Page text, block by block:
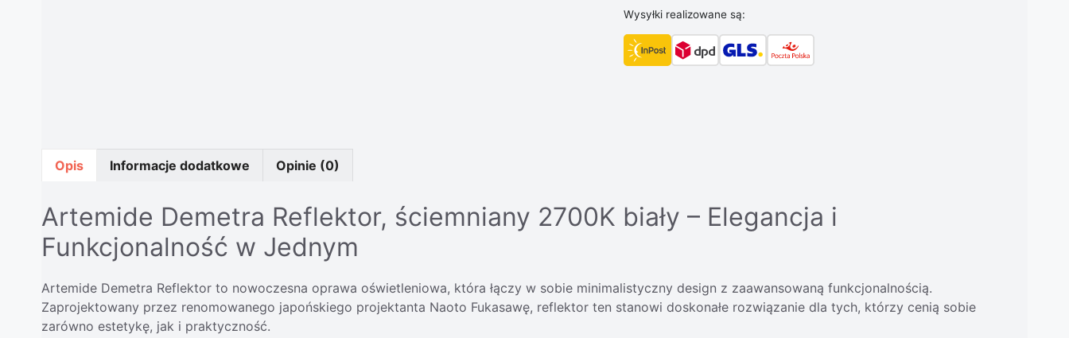
Wysyłki realizowane są:
Opis Informacje dodatkowe Opinie (0)
Artemide Demetra Reflektor, ściemniany 2700K biały – Elegancja i
Funkcjonalność w Jednym
Artemide Demetra Reflektor to nowoczesna oprawa oświetleniowa, która łączy w sobie minimalistyczny design z zaawansowaną funkcjonalnością.
Zaprojektowany przez renomowanego japońskiego projektanta Naoto Fukasawę, reflektor ten stanowi doskonałe rozwiązanie dla tych, którzy cenią sobie
zarówno estetykę, jak i praktyczność.